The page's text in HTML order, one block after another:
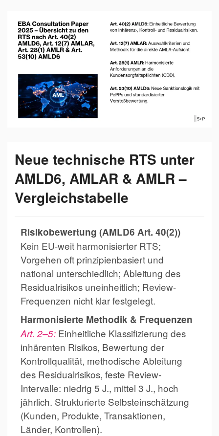
Neue technische RTS unter
AMLD6, AMLAR & AMLR –
Vergleichstabelle
Risikobewertung (AMLD6 Art. 40(2))
Kein EU-weit harmonisierter RTS;
Vorgehen oft prinzipienbasiert und
national unterschiedlich; Ableitung des
Residualrisikos uneinheitlich; Review-
Frequenzen nicht klar festgelegt.
Harmonisierte Methodik & Frequenzen
Art. 2–5: Einheitliche Klassifizierung des
inhärenten Risikos, Bewertung der
Kontrollqualität, methodische Ableitung
des Residualrisikos, feste Review-
Intervalle: niedrig 5 J., mittel 3 J., hoch
jährlich. Strukturierte Selbsteinschätzung
(Kunden, Produkte, Transaktionen,
Länder, Kontrollen).